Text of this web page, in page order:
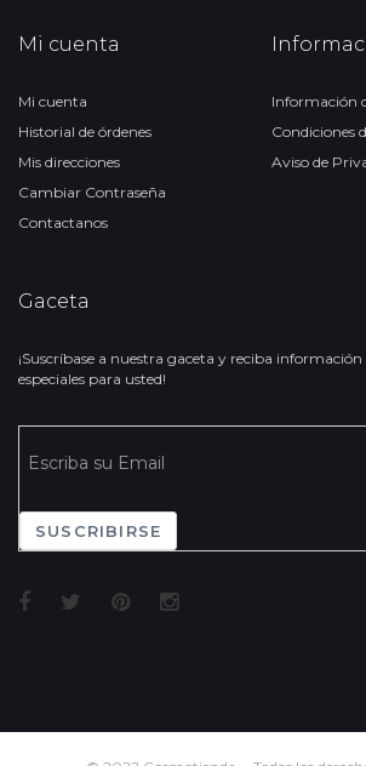
Mi cuenta
Mi cuenta
Historial de órdenes
Mis direcciones
Cambiar Contraseña
Contactanos
Información
Condiciones
Aviso de
Gaceta
¡Suscríbase a nuestra gaceta y reciba
especiales para usted!
SUSCRIBIRSE